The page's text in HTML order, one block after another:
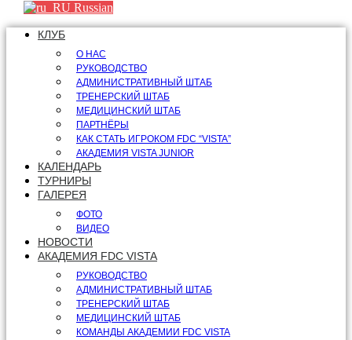
Russian
КЛУБ
О НАС
РУКОВОДСТВО
АДМИНИСТРАТИВНЫЙ ШТАБ
ТРЕНЕРСКИЙ ШТАБ
МЕДИЦИНСКИЙ ШТАБ
ПАРТНЁРЫ
КАК СТАТЬ ИГРОКОМ FDC “VISTA”
АКАДЕМИЯ VISTA JUNIOR
КАЛЕНДАРЬ
ТУРНИРЫ
ГАЛЕРЕЯ
ФОТО
ВИДЕО
НОВОСТИ
АКАДЕМИЯ FDC VISTA
РУКОВОДСТВО
АДМИНИСТРАТИВНЫЙ ШТАБ
ТРЕНЕРСКИЙ ШТАБ
МЕДИЦИНСКИЙ ШТАБ
КОМАНДЫ АКАДЕМИИ FDC VISTA